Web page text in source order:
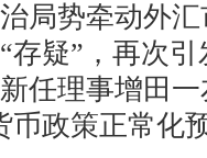
势牵动外汇
存疑”，再次
任理事增田
币政策正常化